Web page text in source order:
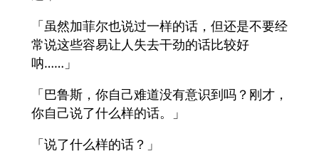
「虽然加菲尔也说过一样的话，但还是不要经
常说这些容易让人失去干劲的话比较好
呐……」
「巴鲁斯，你自己难道没有意识到吗？刚才，
你自己说了什么样的话。」
「说了什么样的话？」